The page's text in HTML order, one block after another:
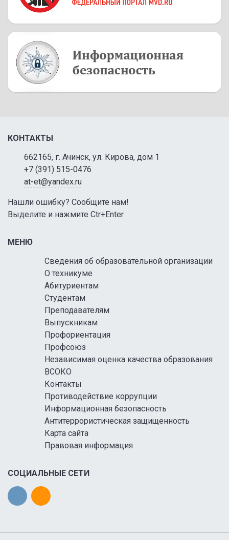
КОНТАКТЫ
662165, г. Ачинск, ул. Кирова, дом 1
+7 (391) 515-0476
at-et@yandex.ru
Нашли ошибку? Сообщите нам!
Выделите и нажмите Ctr+Enter
МЕНЮ
Сведения об образовательной организации
О техникуме
Абитуриентам
Студентам
Преподавателям
Выпускникам
Профориентация
Профсоюз
Независимая оценка качества образования
ВСОКО
Контакты
Противодействие коррупции
Информационная безопасность
Антитеррористическая защищенность
Карта сайта
Правовая информация
СОЦИАЛЬНЫЕ СЕТИ